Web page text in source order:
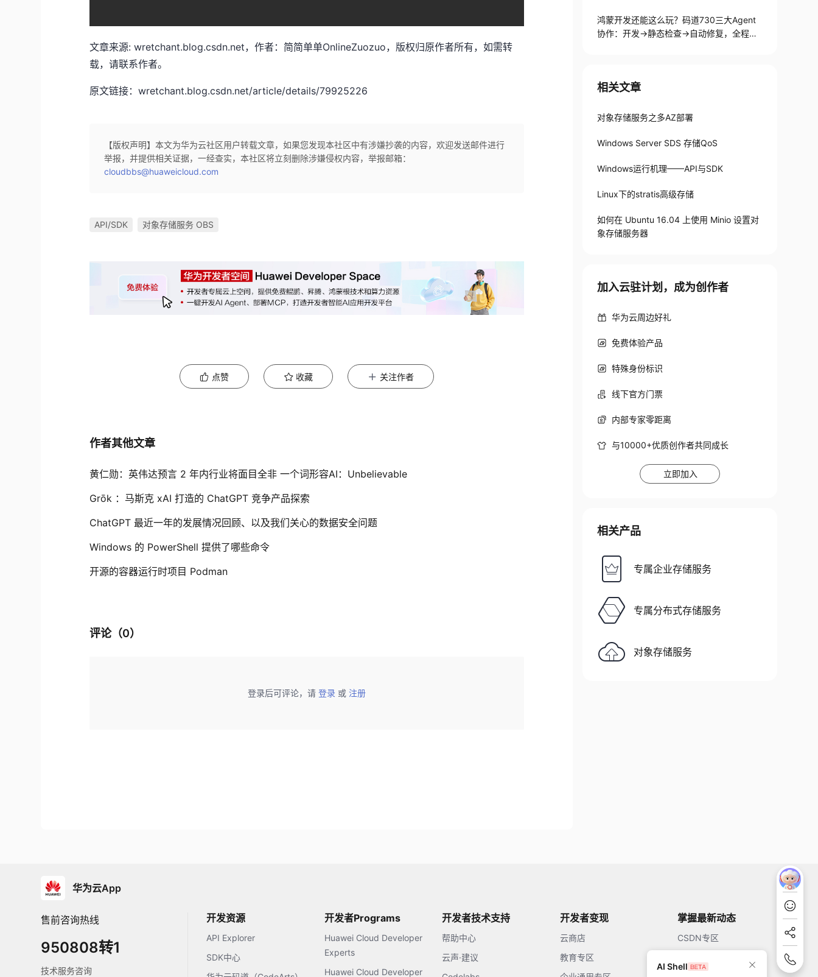
文章来源: wretchant.blog.csdn.net，作者：简简单单OnlineZuozuo，版权归原作者所有，如需转
载，请联系作者。
原文链接：wretchant.blog.csdn.net/article/details/79925226
【版权声明】本文为华为云社区用户转载文章，如果您发现本社区中有涉嫌抄袭的内容，欢迎发送邮件进行
举报，并提供相关证据，一经查实，本社区将立刻删除涉嫌侵权内容，举报邮箱：
cloudbbs@huaweicloud.com
API/SDK 对象存储服务 OBS
点赞 收藏 关注作者
作者其他文章
黄仁勋：英伟达预言 2 年内行业将面目全非 一个词形容AI：Unbelievable
Grōk ：马斯克 xAI 打造的 ChatGPT 竞争产品探索
ChatGPT 最近一年的发展情况回顾、以及我们关心的数据安全问题
Windows 的 PowerShell 提供了哪些命令
开源的容器运行时项目 Podman
评论（0）
登录后可评论，请 登录 或 注册
鸿蒙开发还能这么玩？码道730三大Agent
协作：开发→静态检查→自动修复，全程不
相关文章
对象存储服务之多AZ部署
Windows Server SDS 存储QoS
Windows运行机理——API与SDK
Linux下的stratis高级存储
如何在 Ubuntu 16.04 上使用 Minio 设置对
象存储服务器
加入云驻计划，成为创作者
华为云周边好礼
免费体验产品
特殊身份标识
线下官方门票
内部专家零距离
与10000+优质创作者共同成长
立即加入
相关产品
专属企业存储服务
专属分布式存储服务
对象存储服务
AI Shell
华为云App
售前咨询热线
950808转1
技术服务咨询
开发资源
API Explorer
SDK中心
开发者Programs
Huawei Cloud Developer
Experts
Huawei Cloud Developer
开发者技术支持
帮助中心
云声·建议
开发者变现
云商店
教育专区
掌握最新动态
CSDN专区